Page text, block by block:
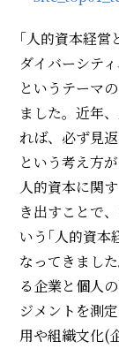
｢人的資本経営
ダイバーシテ
というテーマ
ました。近年
れば、必ず見返
という考え方
人的資本に関
き出すことで
いう｢人的資本
なってきまし
る企業と個人
ジメントを測
用や組織文化(